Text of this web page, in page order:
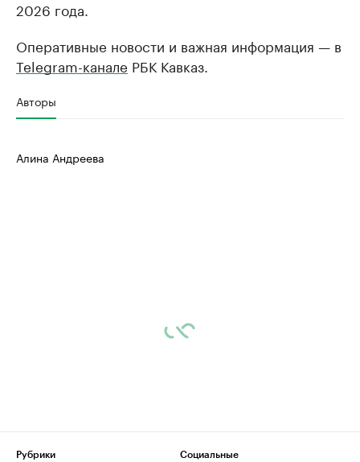
2026 года.
Оперативные новости и важная информация — в
Telegram-канале РБК Кавказ.
Авторы
Алина Андреева
Рубрики
Социальные